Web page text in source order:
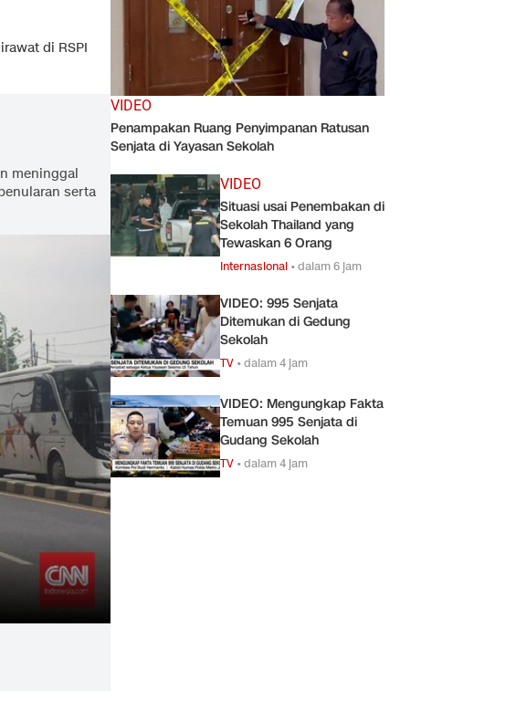
di RSPI
meninggal
serta
VIDEO
Penampakan Ruang Penyimpanan Ratusan
Senjata di Yayasan Sekolah
VIDEO
Situasi usai Penembakan di
Sekolah Thailand yang
Tewaskan 6 Orang
Internasional •dalam 6 jam
VIDEO: 995 Senjata
Ditemukan di Gedung
Sekolah
TV •dalam 4 jam
VIDEO: Mengungkap Fakta
Temuan 995 Senjata di
Gudang Sekolah
TV •dalam 4 jam